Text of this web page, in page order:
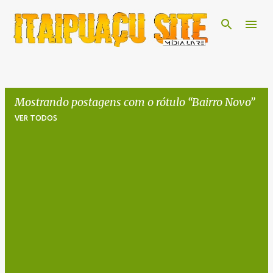
Pular para o conteúdo principal
Mostrando postagens com o rótulo Bairro Novo
VER TODOS